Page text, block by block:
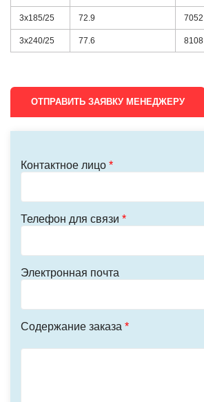
3х185/25 72.9 7052
3х240/25 77.6 8108
ОТПРАВИТЬ ЗАЯВКУ МЕНЕДЖЕРУ
Контактное лицо *
Телефон для связи *
Электронная почта
Содержание заказа *